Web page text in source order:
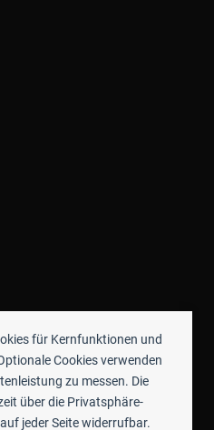
für Kernfunktionen und
Cookies verwenden
zu messen. Die
über die Privatsphäre-
jeder Seite widerrufbar.